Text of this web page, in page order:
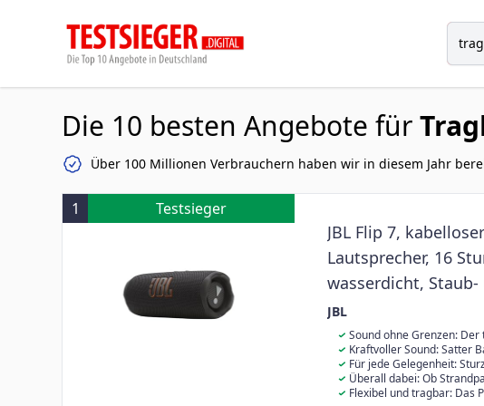
Die 10 besten Angebote für
Über 100 Millionen Verbrauchern haben wir in diesem Jahr
1 Testsieger
JBL Flip 7,
Lautsprecher, 16
wasserdicht, Staub-
Sound mit AI Boost,
Verbindung,
JBL
Sound ohne Grenzen:
Stunden Akkulaufzeit mit
Stunden mit Playtime Boost
Kraftvoller Sound: Satter
klare Höhen dank Tweeter-
für optimierte Akustik mit
Für jede Gelegenheit:
in der Dusche und
durch und sorgt für
Überall dabei: Ob
Flip 7 bietet beeindruckende
Flexibel und tragbar: Das